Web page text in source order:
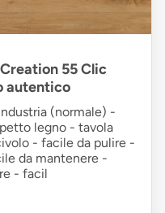
55 Clic
autentico
(normale) -
legno - tavola
- facile da pulire -
da mantenere -
- facil